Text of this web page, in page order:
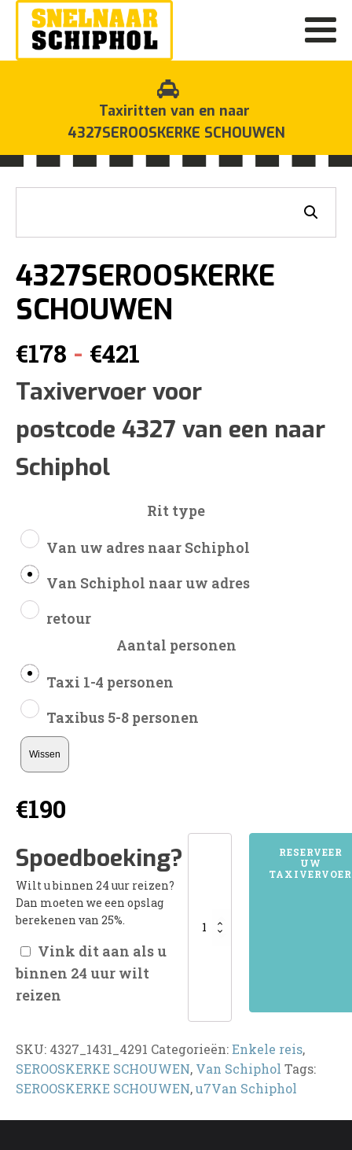
Taxiritten van en naar
4327SEROOSKERKE SCHOUWEN
4327SEROOSKERKE
SCHOUWEN
€178 - €421
€178
tot
Taxivervoer voor
postcode 4327 van een naar
Schiphol
Rit type
Van uw adres naar Schiphol
Van Schiphol naar uw adres
retour
Aantal personen
Taxi 1-4 personen
Taxibus 5-8 personen
Wissen
€190
Spoedboeking?
Wilt u binnen 24 uur reizen?
Dan moeten we een opslag
berekenen van 25%.
Vink dit aan als u
binnen 24 uur wilt
reizen
4327SEROOSKERKE
SCHOUWEN
RESERVEER
UW
TAXIVERVOER
SKU: 4327_1431_4291 Categorieën:Enkele reis,
SEROOSKERKE SCHOUWEN, Van Schiphol Tags:
SEROOSKERKE SCHOUWEN,u7Van Schiphol